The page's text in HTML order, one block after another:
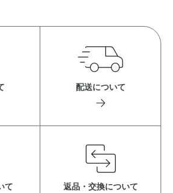
配送について
て 返品・交換について